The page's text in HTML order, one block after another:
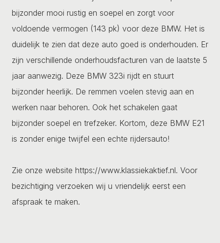
bijzonder mooi rustig en soepel en zorgt voor
voldoende vermogen (143 pk) voor deze BMW. Het is
duidelijk te zien dat deze auto goed is onderhouden. Er
zijn verschillende onderhoudsfacturen van de laatste 5
jaar aanwezig. Deze BMW 323i rijdt en stuurt
bijzonder heerlijk. De remmen voelen stevig aan en
werken naar behoren. Ook het schakelen gaat
bijzonder soepel en trefzeker. Kortom, deze BMW E21
is zonder enige twijfel een echte rijdersauto!
Zie onze website https://www.klassiekaktief.nl. Voor
bezichtiging verzoeken wij u vriendelijk eerst een
afspraak te maken.